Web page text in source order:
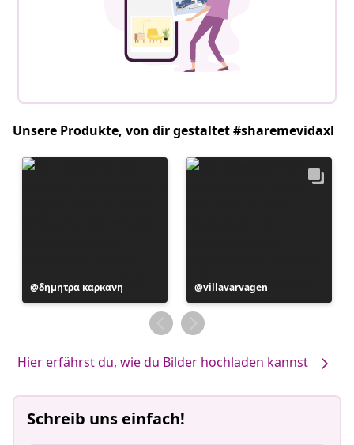
Unsere Produkte, von dir gestaltet #sharemevidaxl
Beitrag
veröffentlicht
δημητρα καρκανη
Beitrag
veröffentlicht
von
villavarvagen
Hier erfährst du, wie du Bilder hochladen kannst
Schreib uns einfach!